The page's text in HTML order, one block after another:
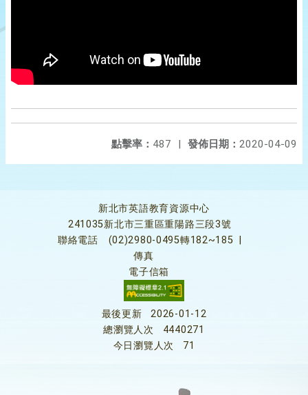
發佈日期： 2020-04-09
點擊率： 487 |
新北市英語教育資源中心
241035新北市三重區重陽路三段3號
聯絡電話
(02)2980-0495轉182~185
傳真
電子信箱
最後更新
2026-01-12
總瀏覽人次
4440271
今日瀏覽人次
71